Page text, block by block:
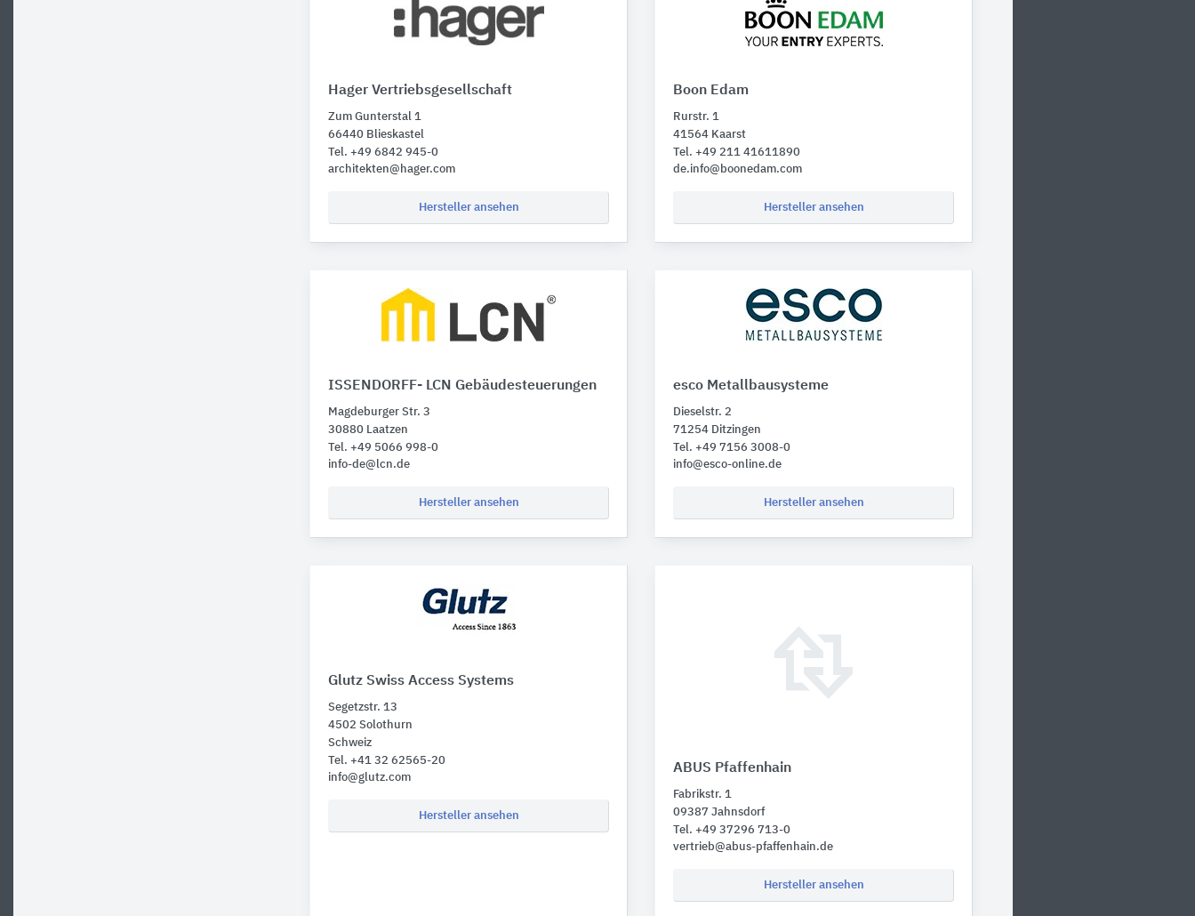
Hager Vertriebsgesellschaft
Zum Gunterstal 1
66440 Blieskastel
Tel. +49 6842 945-0
architekten@hager.com
Hersteller ansehen
Boon Edam
Rurstr. 1
41564 Kaarst
Tel. +49 211 41611890
de.info@boonedam.com
Hersteller ansehen
ISSENDORFF- LCN Gebäudesteuerungen
Magdeburger Str. 3
30880 Laatzen
Tel. +49 5066 998-0
info-de@lcn.de
Hersteller ansehen
esco Metallbausysteme
Dieselstr. 2
71254 Ditzingen
Tel. +49 7156 3008-0
info@esco-online.de
Hersteller ansehen
Glutz Swiss Access Systems
Segetzstr. 13
4502 Solothurn
Schweiz
Tel. +41 32 62565-20
info@glutz.com
Hersteller ansehen
ABUS Pfaffenhain
Fabrikstr. 1
09387 Jahnsdorf
Tel. +49 37296 713-0
vertrieb@abus-pfaffenhain.de
Hersteller ansehen